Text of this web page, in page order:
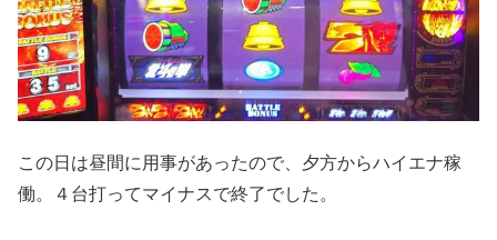
この日は昼間に用事があったので、夕方からハイエナ稼
働。４台打ってマイナスで終了でした。